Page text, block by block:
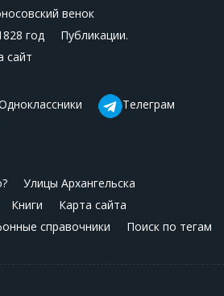
венок
год
Публикации.
сайт
Телеграм
Улицы Архангельска
Книги
Карта сайта
справочники Поиск по тегам